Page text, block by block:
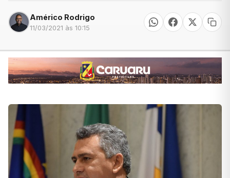
Américo Rodrigo
11/03/2021 às 10:15